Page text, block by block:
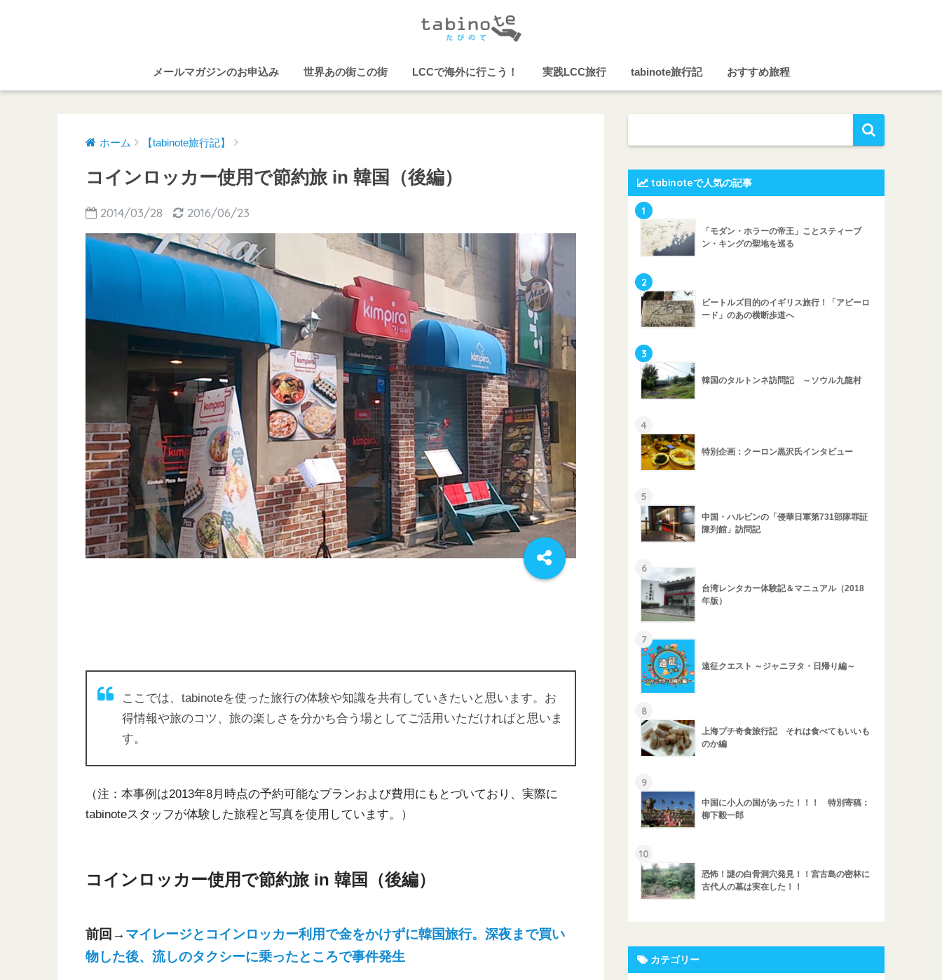
メールマガジンのお申込み 世界あの街この街 LCCで海外に行こう！ 実践LCC旅行 tabinote旅行記 おすすめ旅程
ホーム 【tabinote旅行記】
コインロッカー使用で節約旅 in 韓国（後編）
2014/03/28 2016/06/23
ここでは、tabinoteを使った旅行の体験や知識を共有していきたいと思います。お
得情報や旅のコツ、旅の楽しさを分かち合う場としてご活用いただければと思いま
す。
（注：本事例は2013年8月時点の予約可能なプランおよび費用にもとづいており、実際に
tabinoteスタッフが体験した旅程と写真を使用しています。）
コインロッカー使用で節約旅 in 韓国（後編）
前回→ マイレージとコインロッカー利用で金をかけずに韓国旅行。深夜まで買い
物した後、流しのタクシーに乗ったところで事件発生
tabinoteで人気の記事
1
「モダン・ホラーの帝王」ことスティーブ
ン・キングの聖地を巡る
2
ビートルズ目的のイギリス旅行！「アビーロ
ード」のあの横断歩道へ
3
韓国のタルトンネ訪問記 ～ソウル九龍村
4
特別企画：クーロン黒沢氏インタビュー
5
中国・ハルビンの「侵華日軍第731部隊罪証
陳列館」訪問記
6
台湾レンタカー体験記＆マニュアル（2018
年版）
7
遠征クエスト ～ジャニヲタ・日帰り編～
8
上海プチ奇食旅行記 それは食べてもいいも
のか編
9
中国に小人の国があった！！！ 特別寄稿：
柳下毅一郎
10
恐怖！謎の白骨洞穴発見！！宮古島の密林に
古代人の墓は実在した！！
カテゴリー